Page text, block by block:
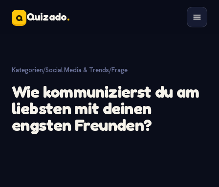
Q Quizado.
Kategorien/Social Media & Trends/Frage
Wie kommunizierst du am
liebsten mit deinen
engsten Freunden?